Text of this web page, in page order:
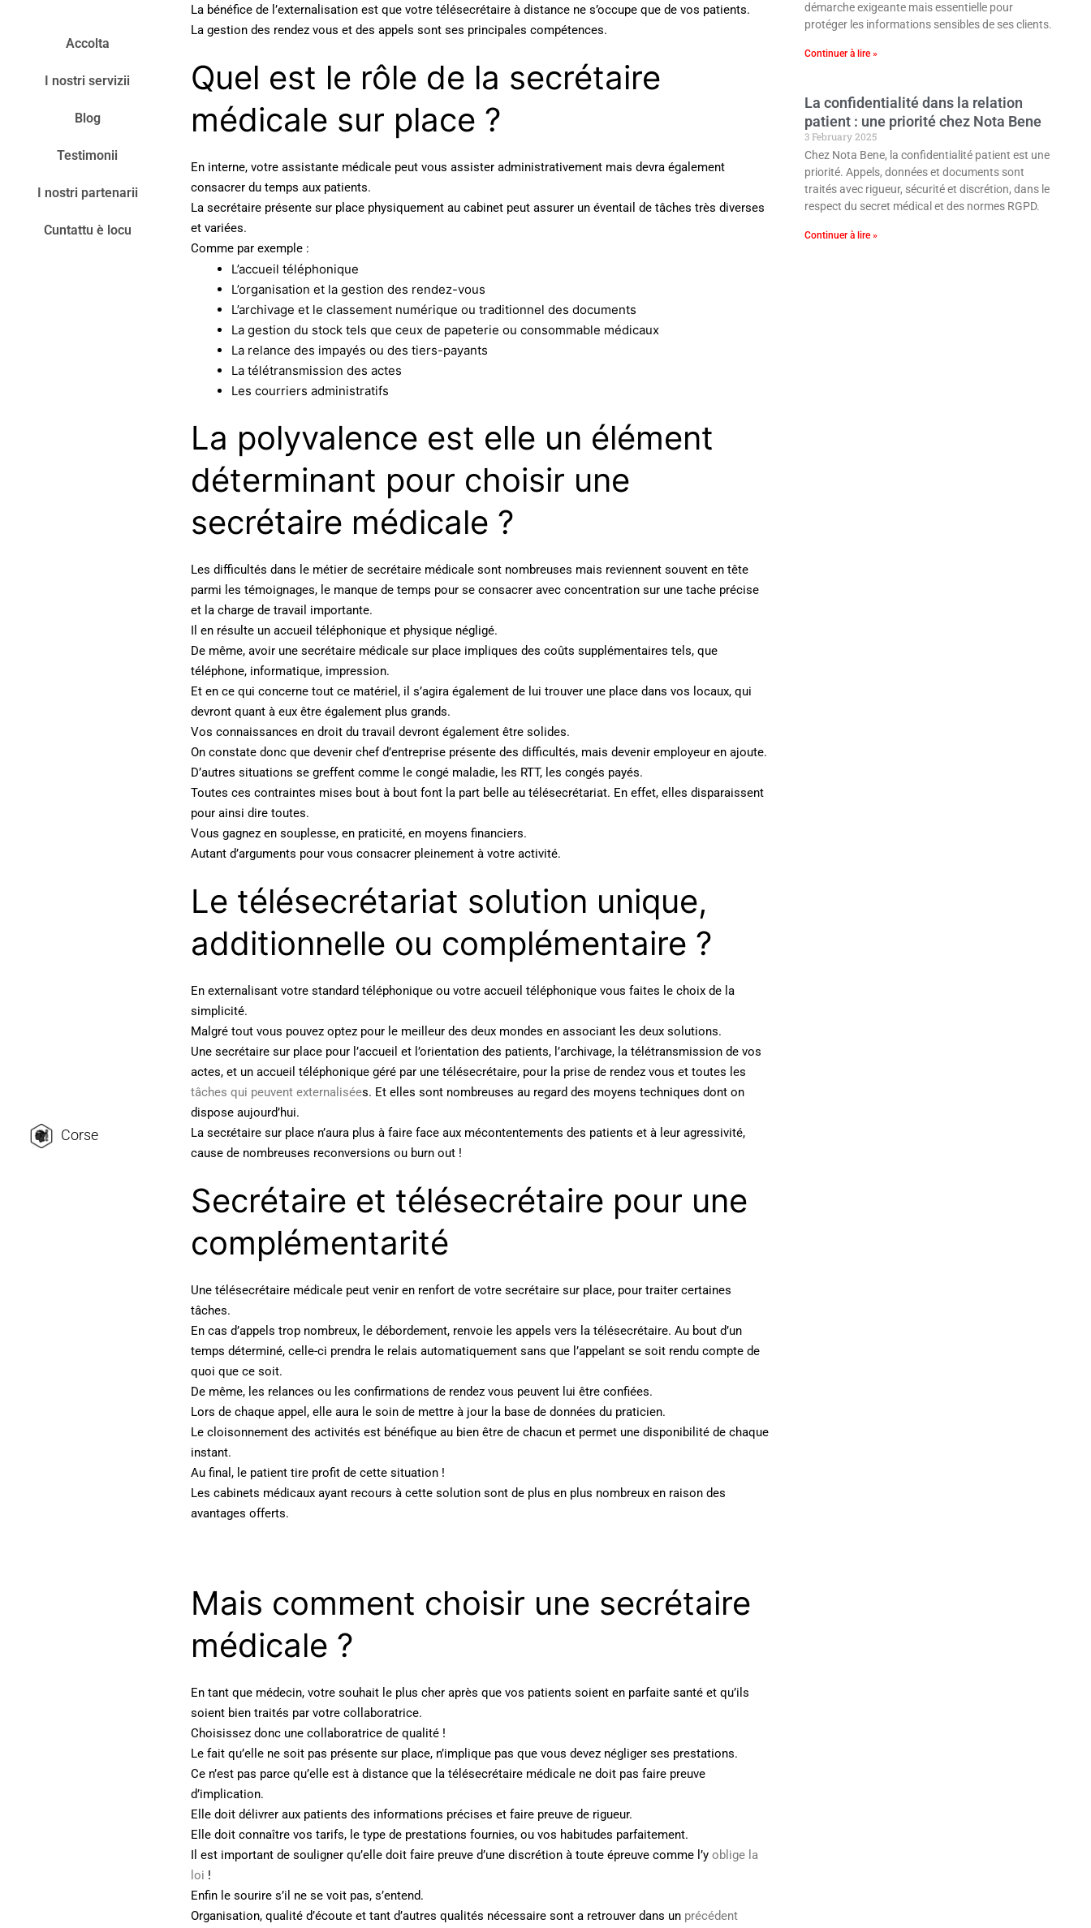
Accolta
I nostri servizii
Blog
Testimonii
I nostri partenarii
Cuntattu è locu
Corse
La bénéfice de l’externalisation est que votre télésecrétaire à distance ne s’occupe que de vos patients.
La gestion des rendez vous et des appels sont ses principales compétences.
Quel est le rôle de la secrétaire
médicale sur place ?
En interne, votre assistante médicale peut vous assister administrativement mais devra également
consacrer du temps aux patients.
La secrétaire présente sur place physiquement au cabinet peut assurer un éventail de tâches très diverses
et variées.
Comme par exemple :
L’accueil téléphonique
L’organisation et la gestion des rendez-vous
L’archivage et le classement numérique ou traditionnel des documents
La gestion du stock tels que ceux de papeterie ou consommable médicaux
La relance des impayés ou des tiers-payants
La télétransmission des actes
Les courriers administratifs
La polyvalence est elle un élément
déterminant pour choisir une
secrétaire médicale ?
Les difficultés dans le métier de secrétaire médicale sont nombreuses mais reviennent souvent en tête
parmi les témoignages, le manque de temps pour se consacrer avec concentration sur une tache précise
et la charge de travail importante.
Il en résulte un accueil téléphonique et physique négligé.
De même, avoir une secrétaire médicale sur place impliques des coûts supplémentaires tels, que
téléphone, informatique, impression.
Et en ce qui concerne tout ce matériel, il s’agira également de lui trouver une place dans vos locaux, qui
devront quant à eux être également plus grands.
Vos connaissances en droit du travail devront également être solides.
On constate donc que devenir chef d’entreprise présente des difficultés, mais devenir employeur en ajoute.
D’autres situations se greffent comme le congé maladie, les RTT, les congés payés.
Toutes ces contraintes mises bout à bout font la part belle au télésecrétariat. En effet, elles disparaissent
pour ainsi dire toutes.
Vous gagnez en souplesse, en praticité, en moyens financiers.
Autant d’arguments pour vous consacrer pleinement à votre activité.
Le télésecrétariat solution unique,
additionnelle ou complémentaire ?
En externalisant votre standard téléphonique ou votre accueil téléphonique vous faites le choix de la
simplicité.
Malgré tout vous pouvez optez pour le meilleur des deux mondes en associant les deux solutions.
Une secrétaire sur place pour l’accueil et l’orientation des patients, l’archivage, la télétransmission de vos
actes, et un accueil téléphonique géré par une télésecrétaire, pour la prise de rendez vous et toutes les
tâches qui peuvent externalisées. Et elles sont nombreuses au regard des moyens techniques dont on
dispose aujourd’hui.
La secrétaire sur place n’aura plus à faire face aux mécontentements des patients et à leur agressivité,
cause de nombreuses reconversions ou burn out !
Secrétaire et télésecrétaire pour une
complémentarité
Une télésecrétaire médicale peut venir en renfort de votre secrétaire sur place, pour traiter certaines
tâches.
En cas d’appels trop nombreux, le débordement, renvoie les appels vers la télésecrétaire. Au bout d’un
temps déterminé, celle-ci prendra le relais automatiquement sans que l’appelant se soit rendu compte de
quoi que ce soit.
De même, les relances ou les confirmations de rendez vous peuvent lui être confiées.
Lors de chaque appel, elle aura le soin de mettre à jour la base de données du praticien.
Le cloisonnement des activités est bénéfique au bien être de chacun et permet une disponibilité de chaque
instant.
Au final, le patient tire profit de cette situation !
Les cabinets médicaux ayant recours à cette solution sont de plus en plus nombreux en raison des
avantages offerts.
Mais comment choisir une secrétaire
médicale ?
En tant que médecin, votre souhait le plus cher après que vos patients soient en parfaite santé et qu’ils
soient bien traités par votre collaboratrice.
Choisissez donc une collaboratrice de qualité !
Le fait qu’elle ne soit pas présente sur place, n’implique pas que vous devez négliger ses prestations.
Ce n’est pas parce qu’elle est à distance que la télésecrétaire médicale ne doit pas faire preuve
d’implication.
Elle doit délivrer aux patients des informations précises et faire preuve de rigueur.
Elle doit connaître vos tarifs, le type de prestations fournies, ou vos habitudes parfaitement.
Il est important de souligner qu’elle doit faire preuve d’une discrétion à toute épreuve comme l’yoblige la
loi !
Enfin le sourire s’il ne se voit pas, s’entend.
Organisation, qualité d’écoute et tant d’autres qualités nécessaire sont a retrouver dans un précédent
démarche exigeante mais essentielle pour
protéger les informations sensibles de ses clients.
Continuer à lire »
La confidentialité dans la relation
patient : une priorité chez Nota Bene
3 February 2025
Chez Nota Bene, la confidentialité patient est une
priorité. Appels, données et documents sont
traités avec rigueur, sécurité et discrétion, dans le
respect du secret médical et des normes RGPD.
Continuer à lire »